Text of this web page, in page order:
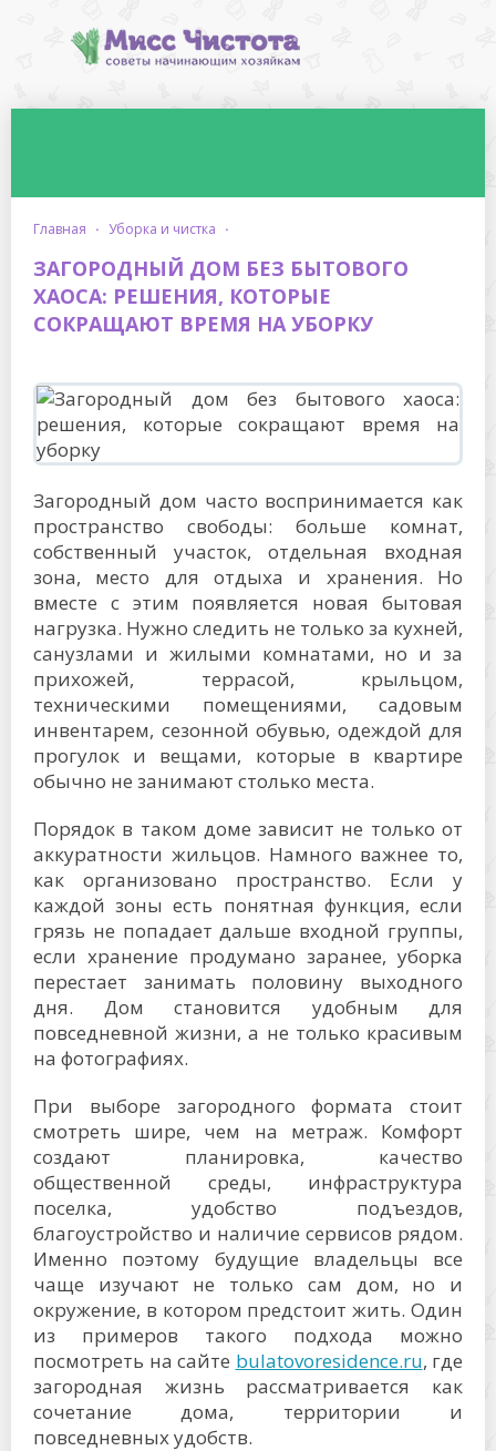
главная · уборка и чистка ·
ЗАГОРОДНЫЙ ДОМ БЕЗ БЫТОВОГО
ХАОСА: РЕШЕНИЯ, КОТОРЫЕ
СОКРАЩАЮТ ВРЕМЯ НА УБОРКУ
Загородный дом часто воспринимается как
пространство свободы: больше комнат,
собственный участок, отдельная входная
зона, место для отдыха и хранения. Но
вместе с этим появляется новая бытовая
нагрузка. Нужно следить не только за кухней,
санузлами и жилыми комнатами, но и за
прихожей, террасой, крыльцом,
техническими помещениями, садовым
инвентарем, сезонной обувью, одеждой для
прогулок и вещами, которые в квартире
обычно не занимают столько места.
Порядок в таком доме зависит не только от
аккуратности жильцов. Намного важнее то,
как организовано пространство. Если у
каждой зоны есть понятная функция, если
грязь не попадает дальше входной группы,
если хранение продумано заранее, уборка
перестает занимать половину выходного
дня. Дом становится удобным для
повседневной жизни, а не только красивым
на фотографиях.
При выборе загородного формата стоит
смотреть шире, чем на метраж. Комфорт
создают планировка, качество
общественной среды, инфраструктура
поселка, удобство подъездов,
благоустройство и наличие сервисов рядом.
Именно поэтому будущие владельцы все
чаще изучают не только сам дом, но и
окружение, в котором предстоит жить. Один
из примеров такого подхода можно
посмотреть на сайте bulatovoresidence.ru, где
загородная жизнь рассматривается как
сочетание дома, территории и
повседневных удобств.